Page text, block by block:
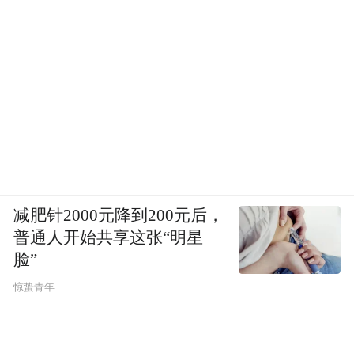
减肥针2000元降到200元后，
普通人开始共享这张“明星
脸”
惊蛰青年